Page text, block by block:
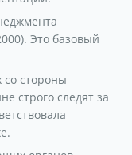
Это базовый
стороны
строго следят за